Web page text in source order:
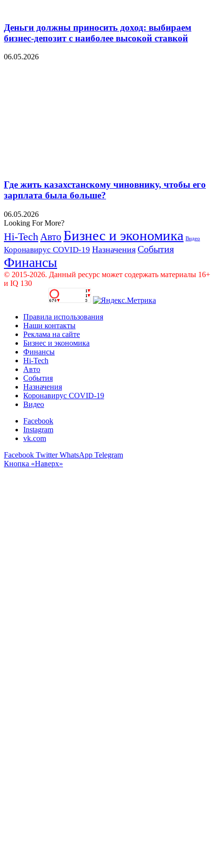
Деньги должны приносить доход: выбираем
бизнес-депозит с наиболее высокой ставкой
06.05.2026
Где жить казахстанскому чиновнику, чтобы его
зарплата была больше?
06.05.2026
Looking For More?
Hi-Tech Авто Бизнес и экономика Видео
Коронавирус COVID-19 Назначения События
Финансы
© 2015-2026. Данный ресурс может содержать материалы 16+
и IQ 130
Правила использования
Наши контакты
Реклама на сайте
Бизнес и экономика
Финансы
Hi-Tech
Авто
События
Назначения
Коронавирус COVID-19
Видео
Facebook
Instagram
vk.com
Facebook Twitter WhatsApp Telegram
Кнопка «Наверх»